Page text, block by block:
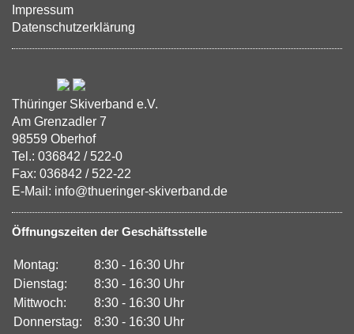
Impressum
Datenschutzerklärung
Thüringer Skiverband e.V.
Am Grenzadler 7
98559 Oberhof
Tel.: 036842 / 522-0
Fax: 036842 / 522-22
E-Mail: info@thueringer-skiverband.de
Öffnungszeiten der Geschäftsstelle
Montag:
8:30 - 16:30 Uhr
Dienstag:
8:30 - 16:30 Uhr
Mittwoch:
8:30 - 16:30 Uhr
Donnerstag:
8:30 - 16:30 Uhr